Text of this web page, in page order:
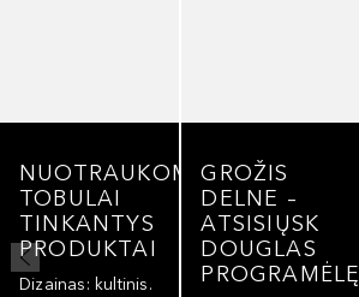
NUOTRAUKOMS
TOBULAI
TINKANTYS
PRODUKTAI
Dizainas: kultinis.
GROŽIS
DELNE –
ATSISIŲSK
DOUGLAS
PROGRAMĖLĘ!